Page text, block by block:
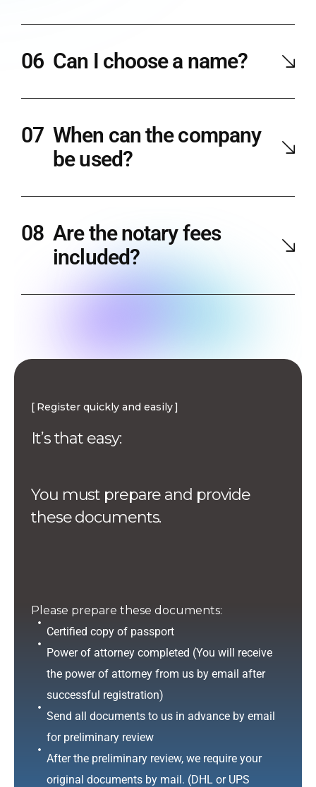
Can I choose a name?
When can the company
be used?
Are the notary fees
included?
Register quickly and easily
It’s that easy:
You must prepare and provide
these documents.
Please prepare these documents:
Certified copy of passport
Power of attorney completed (You will receive
the power of attorney from us by email after
successful registration)
Send all documents to us in advance by email
for preliminary review
After the preliminary review, we require your
original documents by mail. (DHL or UPS